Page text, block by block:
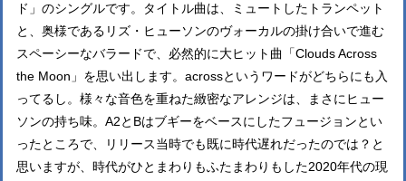
ド」のシングルです。タイトル曲は、ミュートしたトランペット
と、奥様であるリズ・ヒューソンのヴォーカルの掛け合いで進む
スペーシーなバラードで、必然的に大ヒット曲「Clouds Across
the Moon」を思い出します。acrossというワードがどちらにも入
ってるし。様々な音色を重ねた緻密なアレンジは、まさにヒュー
ソンの持ち味。A2とBはブギーをベースにしたフュージョンとい
ったところで、リリース当時でも既に時代遅れだったのでは？と
思いますが、時代がひとまわりもふたまわりもした2020年代の現